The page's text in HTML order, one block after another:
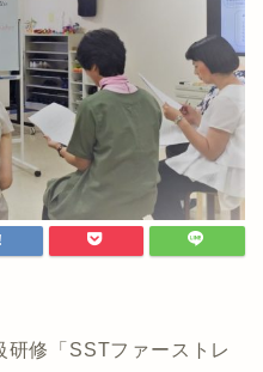
修「SSTファーストレ